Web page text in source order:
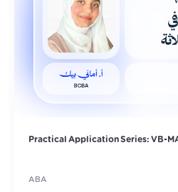
Practical Application Series: VB-
ABA